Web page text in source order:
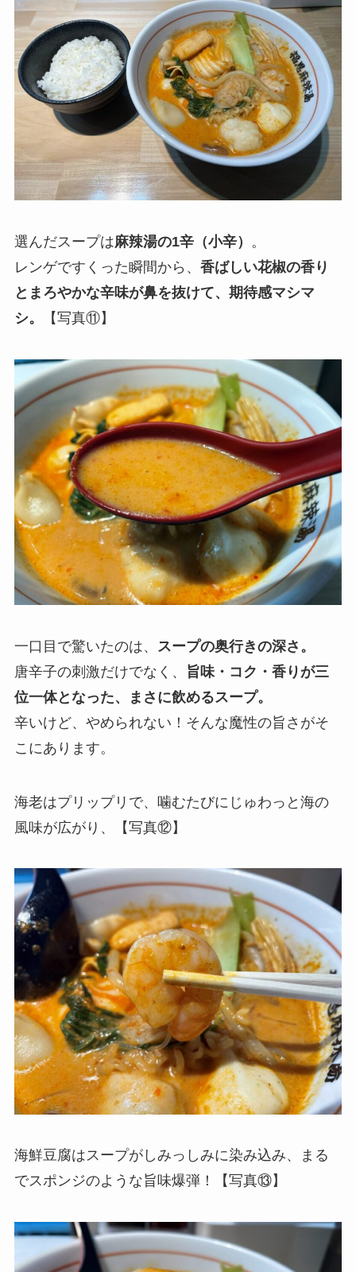
選んだスープは麻辣湯の1辛（小辛） 。
レンゲですくった瞬間から、 香ばしい花椒の香り
とまろやかな辛味が鼻を抜けて、期待感マシマ
シ。
【写真⑪】
一口目で驚いたのは、
スープの奥行きの深さ。
唐辛子の刺激だけでなく、
旨味・コク・香りが三
位一体となった、まさに飲めるスープ。
辛いけど、やめられない！そんな魔性の旨さがそ
こにあります。
海老はプリップリで、噛むたびにじゅわっと海の
風味が広がり、【写真⑫】
海鮮豆腐はスープがしみっしみに染み込み、まる
でスポンジのような旨味爆弾！【写真⑬】